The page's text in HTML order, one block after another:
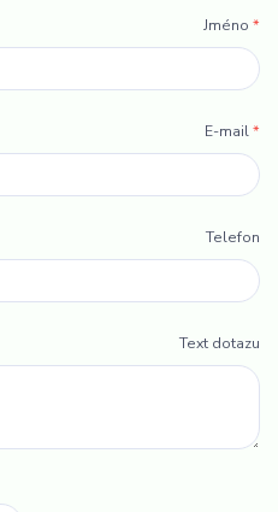
Jméno *
E-mail*
Telefon
Text dotazu